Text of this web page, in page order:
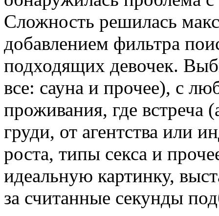
Сложность решилась
добавлением фильтра
подходящих девочек.
все: сауна и прочее), с
проживания, где встреча
груди, от агентства или
роста, типы секса и
идеальную картинку,
за считанные секунды